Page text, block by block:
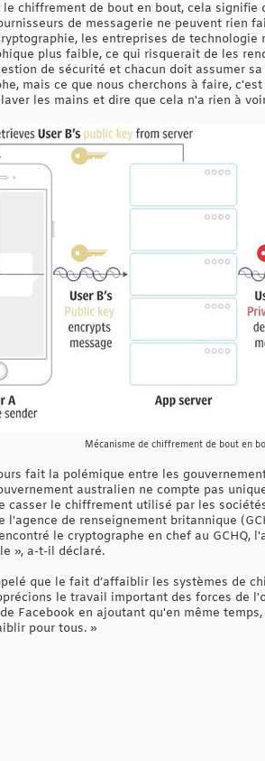
chiffrement de bout en bout, cela
de messagerie ne peuvent rien
les entreprises de
plus faible, ce qui risquerait de les
de sécurité et chacun doit assumer
mais ce que nous cherchons à faire,
les mains et dire que cela n'a rien à
Mécanisme de chiffrement de bout en
fait la polémique entre les
australien ne compte pas
casser le chiffrement utilisé par les
l'agence de renseignement britannique
le cryptographe en chef au GCHQ,
», a-t-il déclaré.
que le fait d’affaiblir les systèmes de
le travail important des forces de
Facebook en ajoutant qu'en même
pour tous. »